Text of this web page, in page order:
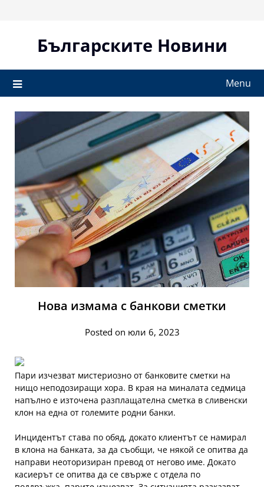
Българските Новини
Menu
Нова измама с банкови сметки
Posted on юли 6, 2023
Пари изчезват мистериозно от банковите сметки на
нищо неподозиращи хора. В края на миналата седмица
напълно е източена разплащателна сметка в сливенски
клон на една от големите родни банки.
Инцидентът става по обяд, докато клиентът се намирал
в клона на банката, за да съобщи, че някой се опитва да
направи неоторизиран превод от негово име. Докато
касиерът се опитва да се свърже с отдела по